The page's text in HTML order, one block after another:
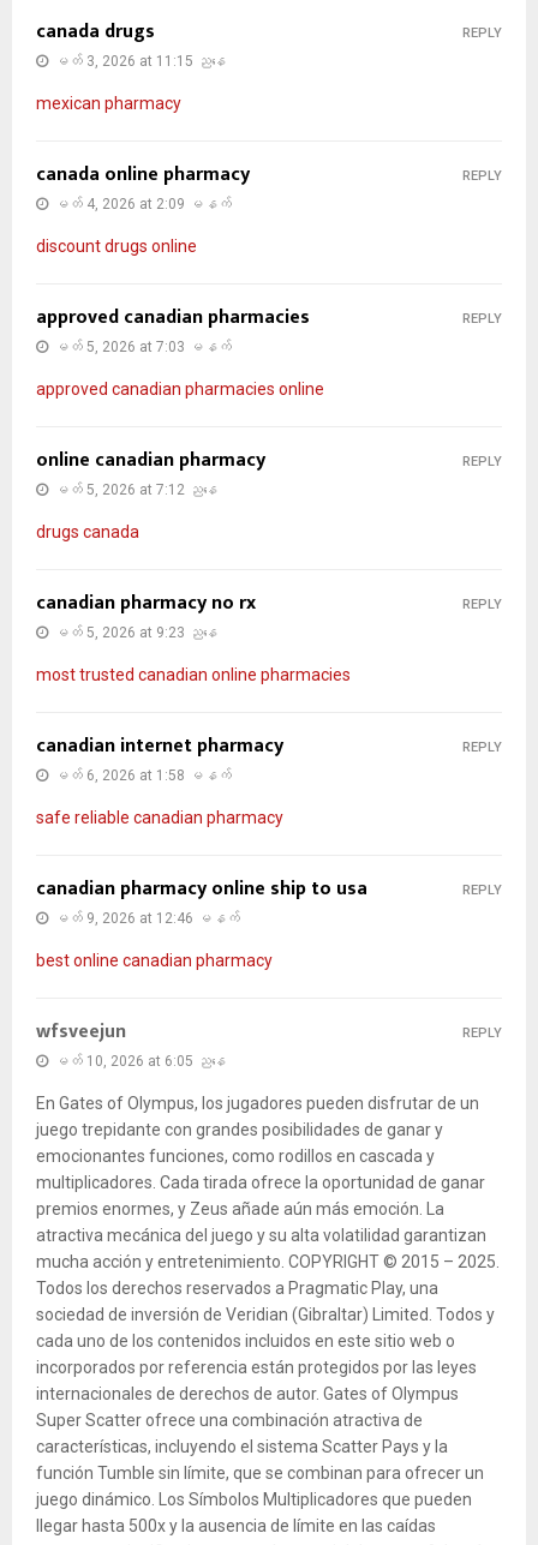
canada drugs
မတ် 3, 2026 at 11:15 ညနေ
mexican pharmacy
REPLY
canada online pharmacy
မတ် 4, 2026 at 2:09 မနက်
discount drugs online
REPLY
approved canadian pharmacies
မတ် 5, 2026 at 7:03 မနက်
approved canadian pharmacies online
REPLY
online canadian pharmacy
မတ် 5, 2026 at 7:12 ညနေ
drugs canada
REPLY
canadian pharmacy no rx
မတ် 5, 2026 at 9:23 ညနေ
most trusted canadian online pharmacies
REPLY
canadian internet pharmacy
မတ် 6, 2026 at 1:58 မနက်
safe reliable canadian pharmacy
REPLY
canadian pharmacy online ship to usa
မတ် 9, 2026 at 12:46 မနက်
best online canadian pharmacy
REPLY
wfsveejun
မတ် 10, 2026 at 6:05 ညနေ
En Gates of Olympus, los jugadores pueden disfrutar de un
juego trepidante con grandes posibilidades de ganar y
emocionantes funciones, como rodillos en cascada y
multiplicadores. Cada tirada ofrece la oportunidad de ganar
premios enormes, y Zeus añade aún más emoción. La
atractiva mecánica del juego y su alta volatilidad garantizan
mucha acción y entretenimiento. COPYRIGHT © 2015 – 2025.
Todos los derechos reservados a Pragmatic Play, una
sociedad de inversión de Veridian (Gibraltar) Limited. Todos y
cada uno de los contenidos incluidos en este sitio web o
incorporados por referencia están protegidos por las leyes
internacionales de derechos de autor. Gates of Olympus
Super Scatter ofrece una combinación atractiva de
características, incluyendo el sistema Scatter Pays y la
función Tumble sin límite, que se combinan para ofrecer un
juego dinámico. Los Símbolos Multiplicadores que pueden
llegar hasta 500x y la ausencia de límite en las caídas
REPLY